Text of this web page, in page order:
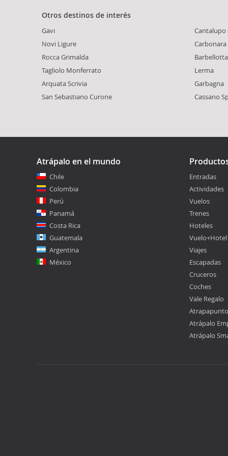
Otros destinos de interés
Gavi
Novi Ligure
Rocca Grimalda
Tagliolo Monferrato
Arquata Scrivia
San Sebastiano Curone
Cantalupo
Carbonara
Barbellotta
Lerma
Garbagna
Cassano
Atrápalo en el mundo
Chile
Colombia
Perú
Panamá
Costa Rica
Guatemala
Argentina
México
Entradas
Actividades
Vuelos
Trenes
Hoteles
Vuelo+Hotel
Viajes
Escapadas
Cruceros
Coches
Vale Regalo
Atrápalo
Atrápalo